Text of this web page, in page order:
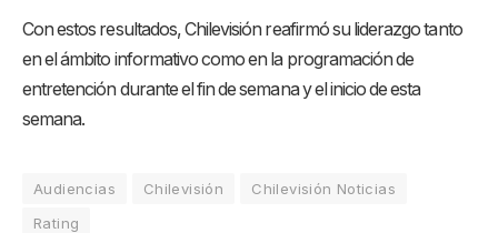
Con estos resultados, Chilevisión reafirmó su liderazgo tanto
en el ámbito informativo como en la programación de
entretención durante el fin de semana y el inicio de esta
semana.
Audiencias Chilevisión
Chilevisión Noticias
Rating